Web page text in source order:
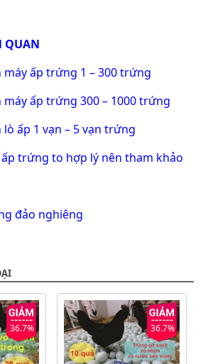
QUAN
máy ấp trứng 1 – 300 trứng
máy ấp trứng 300 – 1000 trứng
ấp 1 vạn – 5 vạn trứng
trứng to hợp lý nên tham khảo
đảo nghiêng
36.7% 36.7%